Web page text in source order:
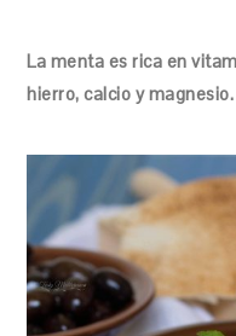
La menta es rica en
hierro, calcio y magnesio.